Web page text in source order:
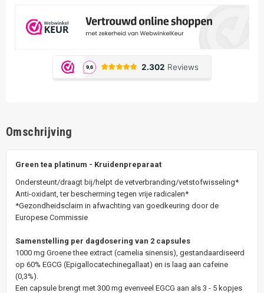
Omschrijving
Green tea platinum - Kruidenpreparaat
Ondersteunt/draagt bij/helpt de vetverbranding/vetstofwisseling*
Anti-oxidant, ter bescherming tegen vrije radicalen*
*Gezondheidsclaim in afwachting van goedkeuring door de
Europese Commissie
Samenstelling per dagdosering van 2 capsules
1000 mg Groene thee extract (camelia sinensis), gestandaardiseerd
op 60% EGCG (Epigallocatechinegallaat) en is laag aan cafeine
(0,3%).
Een capsule brengt met 300 mg evenveel EGCG aan als 3 - 5 kopjes